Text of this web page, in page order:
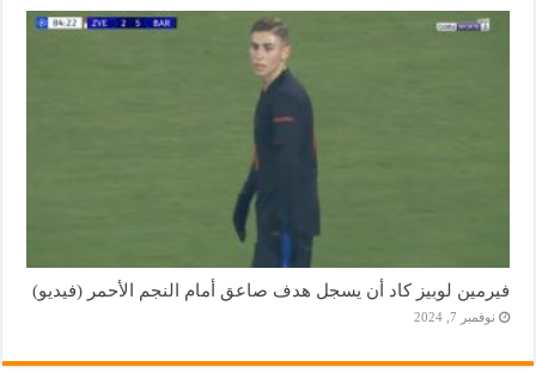
فيرمين لوبيز كاد أن يسجل هدف صاعق أمام النجم الأحمر (فيديو)
نوفمبر 7, 2024